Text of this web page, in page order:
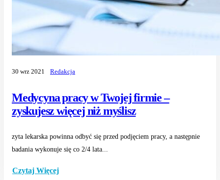
Medycyna pracy w Twojej firmie –
zyskujesz więcej niż myślisz
30 wrz 2021 Redakcja
zyta lekarska powinna odbyć się przed podjęciem pracy, a następnie
badania wykonuje się co 2/4 lata...
Czytaj Więcej